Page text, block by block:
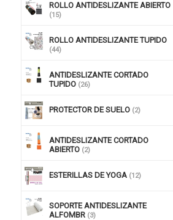
ROLLO ANTIDESLIZANTE ABIERTO
(15)
ROLLO ANTIDESLIZANTE TUPIDO
(44)
ANTIDESLIZANTE CORTADO
TUPIDO (26)
PROTECTOR DE SUELO (2)
ANTIDESLIZANTE CORTADO
ABIERTO (2)
ESTERILLAS DE YOGA (12)
SOPORTE ANTIDESLIZANTE
ALFOMBR (3)